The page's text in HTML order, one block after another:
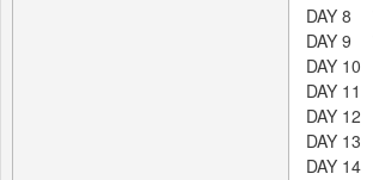
DAY 8
DAY 9
DAY
DAY
DAY
DAY
DAY